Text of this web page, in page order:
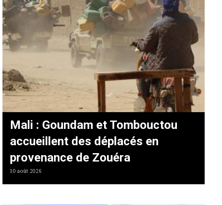
Mali : Goundam et Tombouctou
accueillent des déplacés en
provenance de Zouéra
10 août 2026